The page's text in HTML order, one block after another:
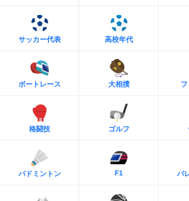
サッカー代表 高校年代
ボートレース 大相撲
格闘技 ゴルフ
バドミントン F1 バ